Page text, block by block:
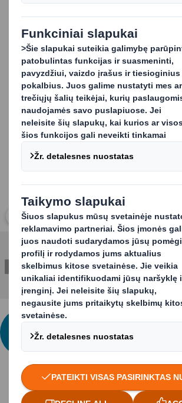
Putų gaminiai, pavyzdžiui,
plastikas arba išlieta pluoštinė
jie yra integruojami su kitomis
tokiomis kaip plastikas,
mediena, kad būtų užtikrinta tobula
apsauga.
Carousel. Use previous and next
Spustelkite norėdami išplėsti vaizdą
SUSISIEKITE SU MUMIS IR
DAUGIAU